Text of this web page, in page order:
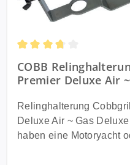
COBB
Premier Deluxe Air
Relinghalterung
Deluxe Air ~ Gas Deluxe
haben eine Motoryacht